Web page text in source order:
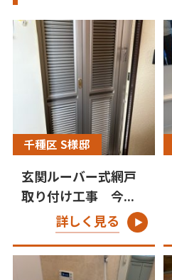
千種区 S様邸
玄関ルーバー式網戸
取り付け工事 今...
詳しく見る